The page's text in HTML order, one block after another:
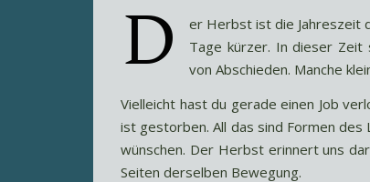
D
er Herbst ist die Jahreszeit
Tage kürzer. In dieser Zeit
von Abschieden. Manche
Vielleicht hast du gerade einen Job
ist gestorben. All das sind Formen des
wünschen. Der Herbst erinnert uns
Seiten derselben Bewegung.